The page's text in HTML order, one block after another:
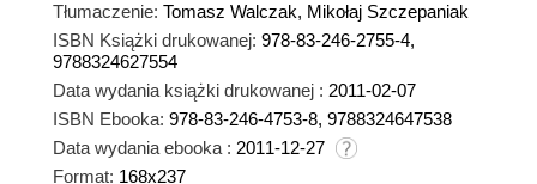
Tłumaczenie: Tomasz Walczak, Mikołaj Szczepaniak
ISBN Książki drukowanej: 978-83-246-2755-4,
9788324627554
Data wydania książki drukowanej : 2011-02-07
ISBN Ebooka: 978-83-246-4753-8, 9788324647538
Data wydania ebooka : 2011-12-27
Format: 168x237